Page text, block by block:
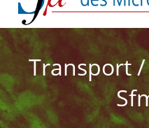
Transport /